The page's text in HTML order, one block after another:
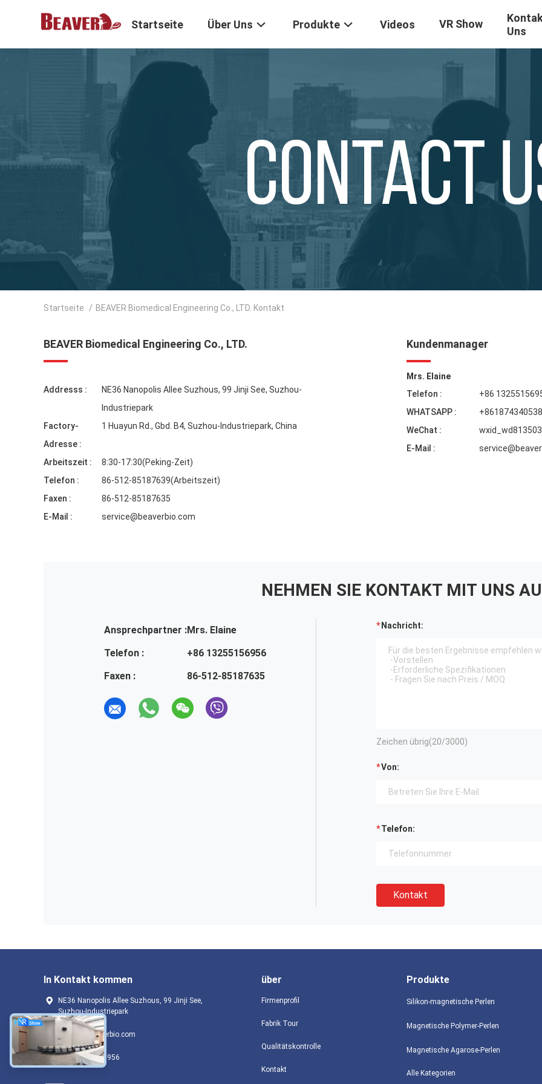
Startseite Über Uns Produkte Videos VR Show
Uns
Startseite / BEAVER Biomedical Engineering Co., LTD. Kontakt
BEAVER Biomedical Engineering Co., LTD.
Addresss :
NE36 Nanopolis Allee Suzhous, 99 Jinji See, Suzhou-
Industriepark
Factory-
Adresse :
1 Huayun Rd., Gbd. B4, Suzhou-Industriepark, China
Arbeitszeit :
8:30-17:30(Peking-Zeit)
Telefon :
86-512-85187639(Arbeitszeit)
Faxen :
86-512-85187635
E-Mail :
service@beaverbio.com
Kundenmanager
Mrs. Elaine
Telefon :
+86
WHATSAPP :
WeChat :
E-Mail :
NEHMEN SIE KONTAKT MIT UNS
Ansprechpartner :Mrs. Elaine
Telefon :
+86 13255156956
Faxen :
86-512-85187635
Nachricht:
Zeichen übrig(20/3000)
Von:
Telefon:
Kontakt
In Kontakt kommen
NE36 Nanopolis Allee Suzhous, 99 Jinji See,
Suzhou-Industriepark
service@beaverbio.com
+86 13255156956
über
Firmenprofil
Fabrik Tour
Qualitätskontrolle
Kontakt
Produkte
Silikon-magnetische Perlen
Magnetische Polymer-Perlen
Magnetische Agarose-Perlen
Alle Kategorien